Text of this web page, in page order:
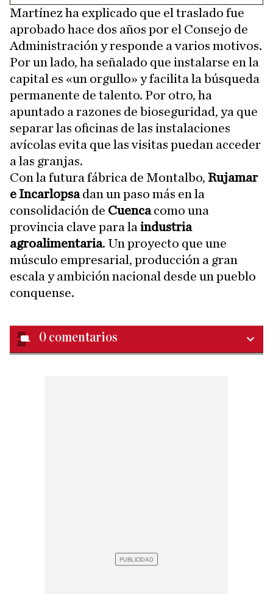
Martínez ha explicado que el traslado fue
aprobado hace dos años por el Consejo de
Administración y responde a varios motivos.
Por un lado, ha señalado que instalarse en la
capital es «un orgullo» y facilita la búsqueda
permanente de talento. Por otro, ha
apuntado a razones de bioseguridad, ya que
separar las oficinas de las instalaciones
avícolas evita que las visitas puedan acceder
a las granjas.
Con la futura fábrica de Montalbo, Rujamar
e Incarlopsadan un paso más en la
consolidación de Cuencacomo una
provincia clave para la industria
agroalimentaria. Un proyecto que une
músculo empresarial, producción a gran
escala y ambición nacional desde un pueblo
conquense.
0 comentarios